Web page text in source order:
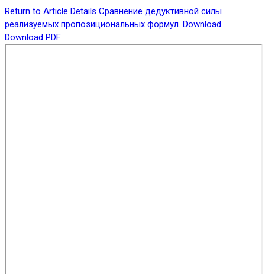
Return to Article Details Сравнение дедуктивной силы
реализуемых пропозициональных формул. Download
Download PDF